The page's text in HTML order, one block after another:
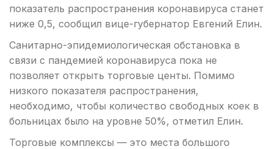
показатель распространения коронавируса станет
ниже 0,5, сообщил вице-губернатор Евгений Елин.
Санитарно-эпидемиологическая обстановка в
связи с пандемией коронавируса пока не
позволяет открыть торговые центы. Помимо
низкого показателя распространения,
необходимо, чтобы количество свободных коек в
больницах было на уровне 50%, отметил Елин.
Торговые комплексы — это места большого